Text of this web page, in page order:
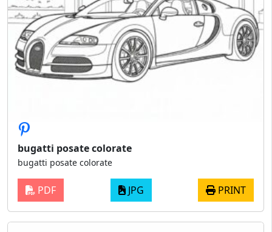
bugatti posate colorate
bugatti posate colorate
PDF JPG PRINT